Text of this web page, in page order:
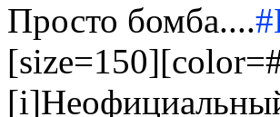
Просто бомба....